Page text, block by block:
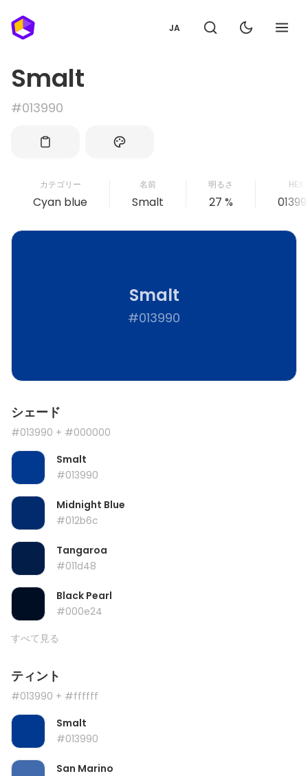
JA
Smalt
#013990
カテゴリー
Cyan blue
名前
Smalt
明るさ
27 %
HEX
Smalt
#013990
シェード
#013990 + #000000
Smalt
#013990
Midnight Blue
#012b6c
Tangaroa
#011d48
Black Pearl
#000e24
すべて見る
ティント
#013990 + #ffffff
Smalt
#013990
San Marino